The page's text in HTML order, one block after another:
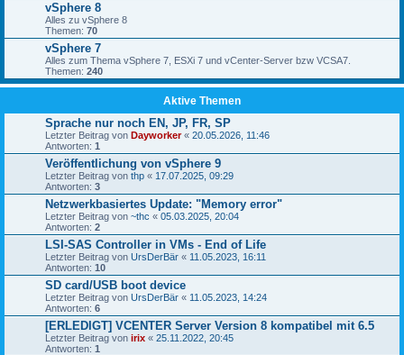
vSphere 8
Alles zu vSphere 8
Themen: 70
vSphere 7
Alles zum Thema vSphere 7, ESXi 7 und vCenter-Server bzw VCSA7.
Themen: 240
Aktive Themen
Sprache nur noch EN, JP, FR, SP
Letzter Beitrag von Dayworker« 20.05.2026, 11:46
Antworten: 1
Veröffentlichung von vSphere 9
Letzter Beitrag von thp « 17.07.2025, 09:29
Antworten: 3
Netzwerkbasiertes Update: "Memory error"
Letzter Beitrag von ~thc « 05.03.2025, 20:04
Antworten: 2
LSI-SAS Controller in VMs - End of Life
Letzter Beitrag von UrsDerBär « 11.05.2023, 16:11
Antworten: 10
SD card/USB boot device
Letzter Beitrag von UrsDerBär « 11.05.2023, 14:24
Antworten: 6
[ERLEDIGT] VCENTER Server Version 8 kompatibel mit 6.5
Letzter Beitrag von irix « 25.11.2022, 20:45
Antworten: 1